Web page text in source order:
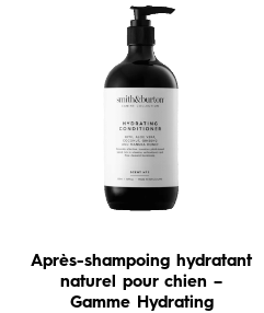
Après-shampoing hydratant
naturel pour chien –
Gamme Hydrating